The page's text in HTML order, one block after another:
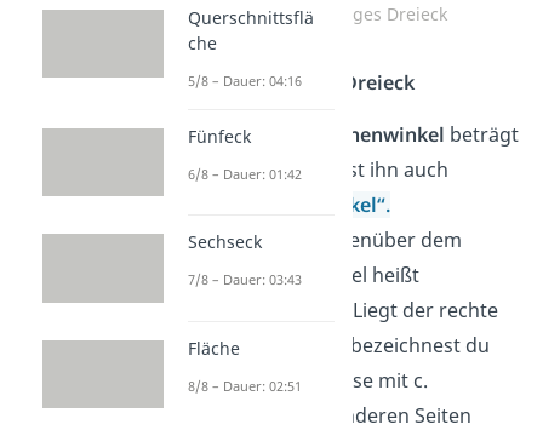
Spitzwinkliges Dreieck
Rechtwinkliges Dreieck
Genau
ein Innenwinkel beträgt
90°. Du nennst ihn auch
„rechter Winkel“.
Die Seite gegenüber dem
rechten Winkel heißt
. Liegt der rechte
Winkel bei C, bezeichnest du
die Hypotenuse mit c.
Die beiden anderen Seiten
Querschnittsflä
che
5/8 – Dauer: 04:16
Fünfeck
6/8 – Dauer: 01:42
Sechseck
7/8 – Dauer: 03:43
Fläche
8/8 – Dauer: 02:51